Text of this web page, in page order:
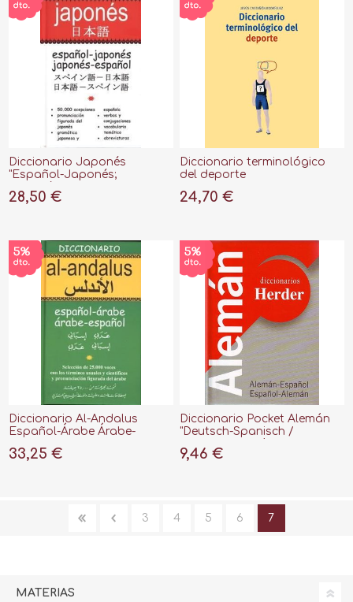
Diccionario Japonés
"Español-Japonés;
28,50 €
Diccionario terminológico
del deporte
24,70 €
Diccionario Al-Andalus
Español-Árabe Árabe-
33,25 €
Diccionario Pocket Alemán
"Deutsch-Spanisch /
9,46 €
3 4 5 6 7
MATERIAS